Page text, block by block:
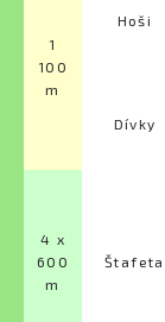
1
100
m
Hoši
Dívky
4 x
600
m
Štafeta